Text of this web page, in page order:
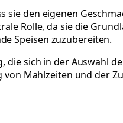
sie den eigenen
Rolle, da sie die
Speisen zuzubereiten.
sich in der Auswahl
Mahlzeiten und der